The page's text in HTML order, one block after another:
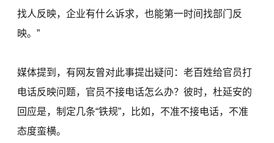
找人反映，企业有什么诉求，也能第一时间找部门反
映。”
媒体提到，有网友曾对此事提出疑问：老百姓给官员打
电话反映问题，官员不接电话怎么办？彼时，杜延安的
回应是，制定几条“铁规”，比如，不准不接电话，不准
态度蛮横。